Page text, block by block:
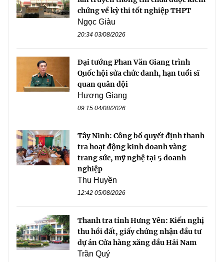
chứng về kỳ thi tốt nghiệp THPT
Ngọc Giàu
20:34 03/08/2026
Đại tướng Phan Văn Giang trình
Quốc hội sửa chức danh, hạn tuổi sĩ
quan quân đội
Hương Giang
09:15 04/08/2026
Tây Ninh: Công bố quyết định thanh
tra hoạt động kinh doanh vàng
trang sức, mỹ nghệ tại 5 doanh
nghiệp
Thu Huyền
12:42 05/08/2026
Thanh tra tỉnh Hưng Yên: Kiến nghị
thu hồi đất, giấy chứng nhận đầu tư
dự án Cửa hàng xăng dầu Hải Nam
Trần Quý